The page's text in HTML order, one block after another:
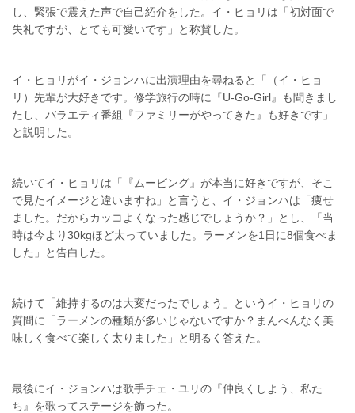
し、緊張で震えた声で自己紹介をした。イ・ヒョリは「初対面で
失礼ですが、とても可愛いです」と称賛した。
イ・ヒョリがイ・ジョンハに出演理由を尋ねると「（イ・ヒョ
リ）先輩が大好きです。修学旅行の時に『U-Go-Girl』も聞きまし
たし、バラエティ番組『ファミリーがやってきた』も好きです」
と説明した。
続いてイ・ヒョリは「『ムービング』が本当に好きですが、そこ
で見たイメージと違いますね」と言うと、イ・ジョンハは「痩せ
ました。だからカッコよくなった感じでしょうか？」とし、「当
時は今より30kgほど太っていました。ラーメンを1日に8個食べま
した」と告白した。
続けて「維持するのは大変だったでしょう」というイ・ヒョリの
質問に「ラーメンの種類が多いじゃないですか？まんべんなく美
味しく食べて楽しく太りました」と明るく答えた。
最後にイ・ジョンハは歌手チェ・ユリの『仲良くしよう、私た
ち』を歌ってステージを飾った。